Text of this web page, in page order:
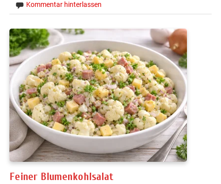
Kommentar hinterlassen
Feiner Blumenkohlsalat